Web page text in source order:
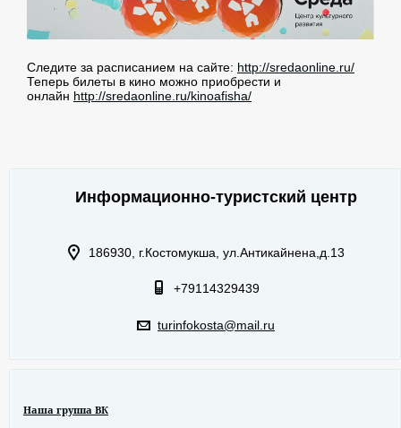
Следите за расписанием на сайте: http://sredaonline.ru/
Теперь билеты в кино можно приобрести и
онлайн http://sredaonline.ru/kinoafisha/
Информационно-туристский центр
186930, г.Костомукша, ул.Антикайнена,д.13
+79114329439
turinfokosta@mail.ru
Наша группа ВК